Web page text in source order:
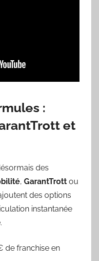
:
et
des
, GarantTrott ou
des options
instantanée
de franchise en